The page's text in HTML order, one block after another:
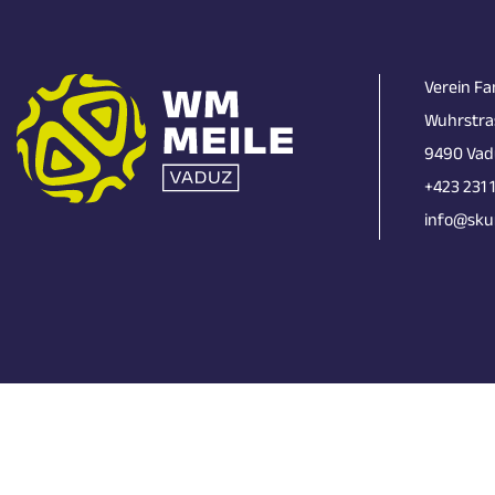
Verein
9490
+423 231